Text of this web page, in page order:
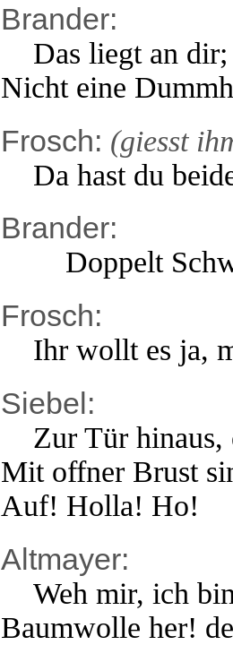
Brander:
Das liegt an dir;
Nicht eine
Frosch: (giesst
Da hast du
Brander:
Doppelt
Frosch:
Ihr wollt es ja,
Siebel:
Zur Tür hinaus,
Mit offner Brust
Auf! Holla! Ho!
Altmayer:
Weh mir, ich
Baumwolle her!